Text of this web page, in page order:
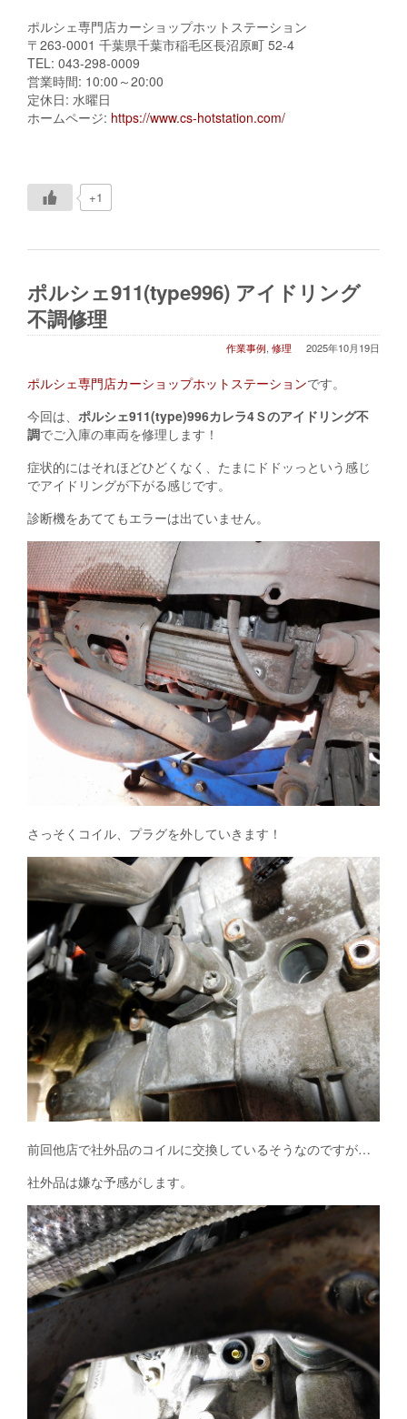
ポルシェ専門店カーショップホットステーション
〒263-0001 千葉県千葉市稲毛区長沼原町 52-4
TEL: 043-298-0009
営業時間: 10:00～20:00
定休日: 水曜日
ホームページ: https://www.cs-hotstation.com/
+1
ポルシェ911(type996) アイドリング
不調修理
2025年10月19日
作業事例, 修理
ポルシェ専門店カーショップホットステーションです。
今回は、 ポルシェ911(type)996カレラ4Ｓのアイドリング不
調でご入庫の車両を修理します！
症状的にはそれほどひどくなく、たまにドドッっという感じ
でアイドリングが下がる感じです。
診断機をあててもエラーは出ていません。
さっそくコイル、プラグを外していきます！
前回他店で社外品のコイルに交換しているそうなのですが…
社外品は嫌な予感がします。